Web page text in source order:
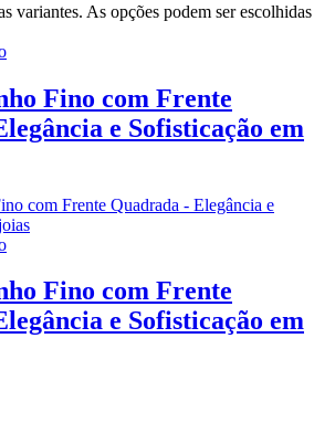
variantes. As opções podem ser escolhidas
Fino com Frente
e Sofisticação em
Fino com Frente
e Sofisticação em